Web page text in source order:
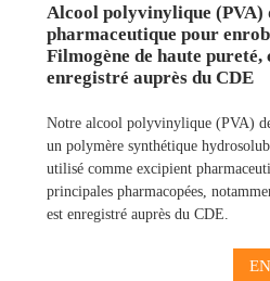
Alcool polyvinylique (PVA)
pharmaceutique pour
Filmogène de haute pureté,
enregistré auprès du CDE
Notre alcool polyvinylique (PVA)
un polymère synthétique
utilisé comme excipient
principales pharmacopées,
est enregistré auprès du CDE.